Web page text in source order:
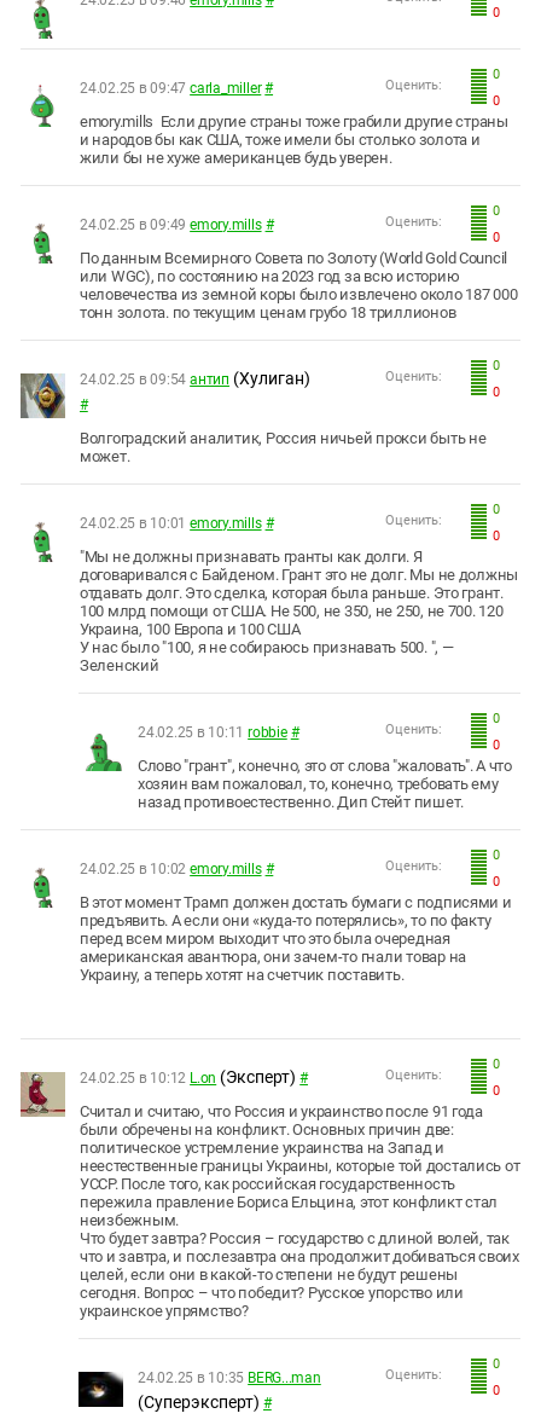
0
0
0
Оценить:
24.02.25 в 09:47 carla_miller #
emory.mills Если другие страны тоже грабили другие страны
и народов бы как США, тоже имели бы столько золота и
жили бы не хуже американцев будь уверен.
0
0
Оценить:
24.02.25 в 09:49 emory.mills #
По данным Всемирного Совета по Золоту (World Gold Council
или WGC), по состоянию на 2023 год за всю историю
человечества из земной коры было извлечено около 187 000
тонн золота. по текущим ценам грубо 18 триллионов
0
0
Оценить:
24.02.25 в 09:54 антип (Хулиган)
#
Волгоградский аналитик, Россия ничьей прокси быть не
может.
0
0
Оценить:
24.02.25 в 10:01 emory.mills #
"Мы не должны признавать гранты как долги. Я
договаривался с Байденом. Грант это не долг. Мы не должны
отдавать долг. Это сделка, которая была раньше. Это грант.
100 млрд помощи от США. Не 500, не 350, не 250, не 700. 120
Украина, 100 Европа и 100 США
У нас было "100, я не собираюсь признавать 500. ", —
Зеленский
0
0
Оценить:
24.02.25 в 10:11 robbie #
Слово "грант", конечно, это от слова "жаловать". А что
хозяин вам пожаловал, то, конечно, требовать ему
назад противоестественно. Дип Стейт пишет.
0
0
Оценить:
24.02.25 в 10:02 emory.mills #
В этот момент Трамп должен достать бумаги с подписями и
предъявить. А если они «куда-то потерялись», то по факту
перед всем миром выходит что это была очередная
американская авантюра, они зачем-то гнали товар на
Украину, а теперь хотят на счетчик поставить.
0
0
Оценить:
24.02.25 в 10:12 L.on (Эксперт) #
Считал и считаю, что Россия и украинство после 91 года
были обречены на конфликт. Основных причин две:
политическое устремление украинства на Запад и
неестественные границы Украины, которые той достались от
УССР. После того, как российская государственность
пережила правление Бориса Ельцина, этот конфликт стал
неизбежным.
Что будет завтра? Россия – государство с длиной волей, так
что и завтра, и послезавтра она продолжит добиваться своих
целей, если они в какой-то степени не будут решены
сегодня. Вопрос – что победит? Русское упорство или
украинское упрямство?
0
0
Оценить:
24.02.25 в 10:35 BERG...man
(Суперэксперт) #